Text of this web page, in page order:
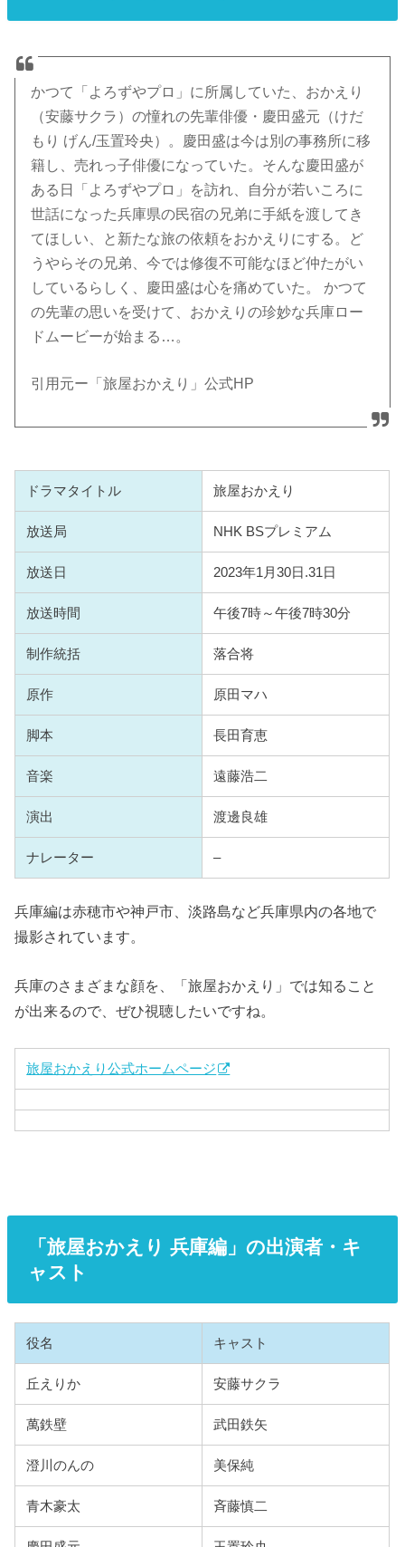
かつて「よろずやプロ」に所属していた、おかえり
（安藤サクラ）の憧れの先輩俳優・慶田盛元（けだ
もり げん/玉置玲央）。慶田盛は今は別の事務所に移
籍し、売れっ子俳優になっていた。そんな慶田盛が
ある日「よろずやプロ」を訪れ、自分が若いころに
世話になった兵庫県の民宿の兄弟に手紙を渡してき
てほしい、と新たな旅の依頼をおかえりにする。ど
うやらその兄弟、今では修復不可能なほど仲たがい
しているらしく、慶田盛は心を痛めていた。 かつて
の先輩の思いを受けて、おかえりの珍妙な兵庫ロー
ドムービーが始まる…。
引用元ー「旅屋おかえり」公式HP
ドラマタイトル 旅屋おかえり
放送局 NHK BSプレミアム
放送日 2023年1月30日.31日
放送時間 午後7時～午後7時30分
制作統括 落合将
原作 原田マハ
脚本 長田育恵
音楽 遠藤浩二
演出 渡邊良雄
ナレーター –
兵庫編は赤穂市や神戸市、淡路島など兵庫県内の各地で
撮影されています。
兵庫のさまざまな顔を、「旅屋おかえり」では知ること
が出来るので、ぜひ視聴したいですね。
旅屋おかえり公式ホームページ
「旅屋おかえり 兵庫編」の出演者・キ
ャスト
役名 キャスト
丘えりか 安藤サクラ
萬鉄壁 武田鉄矢
澄川のんの 美保純
青木豪太 斉藤慎二